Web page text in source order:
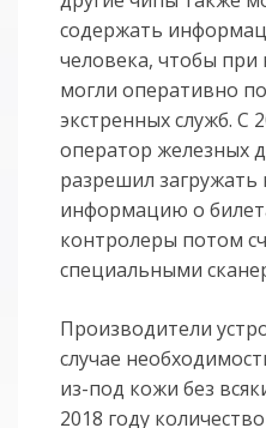
содержать
человека, чтобы при
могли оперативно
экстренных служб. С
оператор железных
разрешил
информацию о
контролеры потом
специальными
Производители
случае
из-под кожи без
2018 году